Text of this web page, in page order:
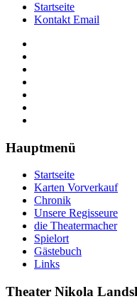
Startseite
Kontakt Email
Hauptmenü
Startseite
Karten Vorverkauf
Chronik
Unsere Regisseure
die Theatermacher
Spielort
Gästebuch
Links
Theater Nikola